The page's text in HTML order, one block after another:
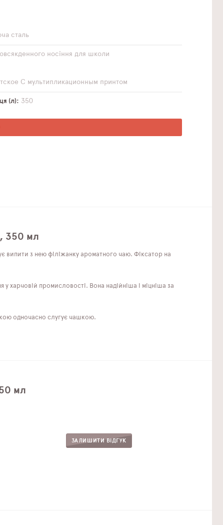
сталь
носіння для школи
С мультипликационным принтом
(л) 350
350 мл
випити з нею філіжанку ароматного чаю. Фіксатор на
у харчовій промисловості. Вона надійніша і міцніша за
одночасно слугує чашкою.
мл
ЗАЛИШИТИ ВІДГУК